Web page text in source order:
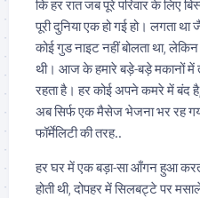
कि हर रात जब पूरे परिवार के लिए
पूरी दुनिया एक हो गई हो। लगता
कोई गुड नाइट नहीं बोलता था,
थी। आज के हमारे बड़े-बड़े मकानों में
रहता है। हर कोई अपने कमरे में बंद
अब सिर्फ एक मैसेज भेजना भर रह
फॉर्मेलिटी की तरह..
हर घर में एक बड़ा-सा आँगन हुआ
होती थी, दोपहर में सिलबट्टे पर